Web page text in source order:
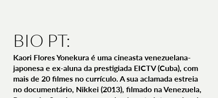
BIO PT:
Kaori Flores Yonekura é uma cineasta venezuelana-
japonesa e ex-aluna da prestigiada EICTV (Cuba), com
mais de 20 filmes no currículo. A sua aclamada estreia
no documentário, Nikkei (2013), filmado na Venezuela,